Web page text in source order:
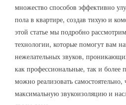
множество способов эффективно
пола в квартире‚ создав тихую и
этой статье мы подробно
технологии‚ которые помогут вам
нежелательных звуков‚
как профессиональные‚ так и более
можно реализовать самостоятельно‚
максимальную звукоизоляцию и